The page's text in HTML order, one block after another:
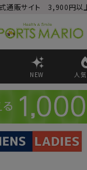
式通販サイト 3,900円以
NEW 人
会員登録